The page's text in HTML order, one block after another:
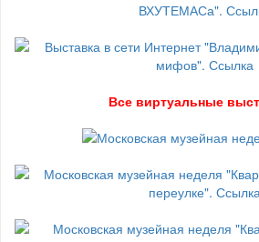
Все виртуальные